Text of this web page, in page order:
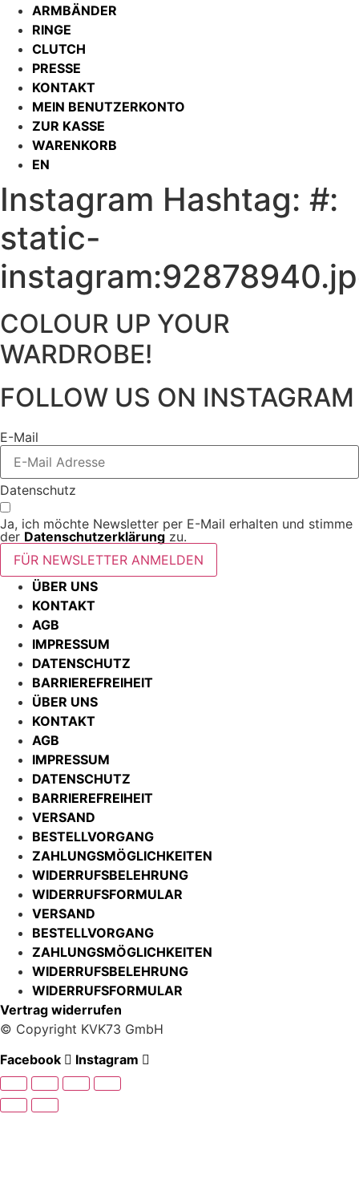
ARMBÄNDER
RINGE
CLUTCH
PRESSE
KONTAKT
MEIN BENUTZERKONTO
ZUR KASSE
WARENKORB
EN
Instagram Hashtag: #:
static-
COLOUR UP YOUR
WARDROBE!
FOLLOW US ON INSTAGRAM
E-Mail
Datenschutz
Ja, ich möchte Newsletter per E-Mail erhalten und stimme
der Datenschutzerklärung zu.
FÜR NEWSLETTER ANMELDEN
ÜBER UNS
KONTAKT
AGB
IMPRESSUM
DATENSCHUTZ
BARRIEREFREIHEIT
ÜBER UNS
KONTAKT
AGB
IMPRESSUM
DATENSCHUTZ
BARRIEREFREIHEIT
VERSAND
BESTELLVORGANG
ZAHLUNGSMÖGLICHKEITEN
WIDERRUFSBELEHRUNG
WIDERRUFSFORMULAR
VERSAND
BESTELLVORGANG
ZAHLUNGSMÖGLICHKEITEN
WIDERRUFSBELEHRUNG
WIDERRUFSFORMULAR
Vertrag widerrufen
© Copyright KVK73 GmbH
Facebook
Instagram